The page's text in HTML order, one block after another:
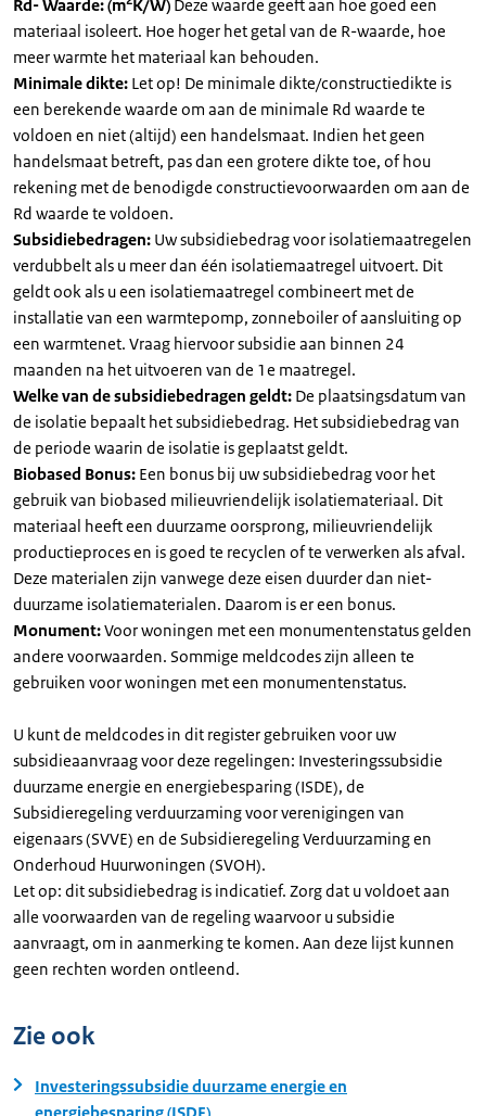
Rd- Waarde: (m K/W) Deze waarde geeft aan hoe goed een
materiaal isoleert. Hoe hoger het getal van de R-waarde, hoe
meer warmte het materiaal kan behouden.
Minimale dikte: Let op! De minimale dikte/constructiedikte is
een berekende waarde om aan de minimale Rd waarde te
voldoen en niet (altijd) een handelsmaat. Indien het geen
handelsmaat betreft, pas dan een grotere dikte toe, of hou
rekening met de benodigde constructievoorwaarden om aan de
Rd waarde te voldoen.
Subsidiebedragen: Uw subsidiebedrag voor isolatiemaatregelen
verdubbelt als u meer dan één isolatiemaatregel uitvoert. Dit
geldt ook als u een isolatiemaatregel combineert met de
installatie van een warmtepomp, zonneboiler of aansluiting op
een warmtenet. Vraag hiervoor subsidie aan binnen 24
maanden na het uitvoeren van de 1e maatregel.
Welke van de subsidiebedragen geldt: De plaatsingsdatum van
de isolatie bepaalt het subsidiebedrag. Het subsidiebedrag van
de periode waarin de isolatie is geplaatst geldt.
Biobased Bonus: Een bonus bij uw subsidiebedrag voor het
gebruik van biobased milieuvriendelijk isolatiemateriaal. Dit
materiaal heeft een duurzame oorsprong, milieuvriendelijk
productieproces en is goed te recyclen of te verwerken als afval.
Deze materialen zijn vanwege deze eisen duurder dan niet-
duurzame isolatiematerialen. Daarom is er een bonus.
Monument:Voor woningen met een monumentenstatus gelden
andere voorwaarden. Sommige meldcodes zijn alleen te
gebruiken voor woningen met een monumentenstatus.
U kunt de meldcodes in dit register gebruiken voor uw
subsidieaanvraag voor deze regelingen: Investeringssubsidie
duurzame energie en energiebesparing (ISDE), de
Subsidieregeling verduurzaming voor verenigingen van
eigenaars (SVVE) en de Subsidieregeling Verduurzaming en
Onderhoud Huurwoningen (SVOH).
Let op: dit subsidiebedrag is indicatief. Zorg dat u voldoet aan
alle voorwaarden van de regeling waarvoor u subsidie
aanvraagt, om in aanmerking te komen. Aan deze lijst kunnen
geen rechten worden ontleend.
Zie ook
Investeringssubsidie duurzame energie en